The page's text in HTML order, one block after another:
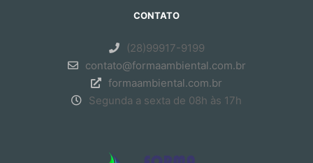
CONTATO
(28)99917-9199
contato@formaambiental.com.br
formaambiental.com.br
Segunda a sexta de 08h às 17h